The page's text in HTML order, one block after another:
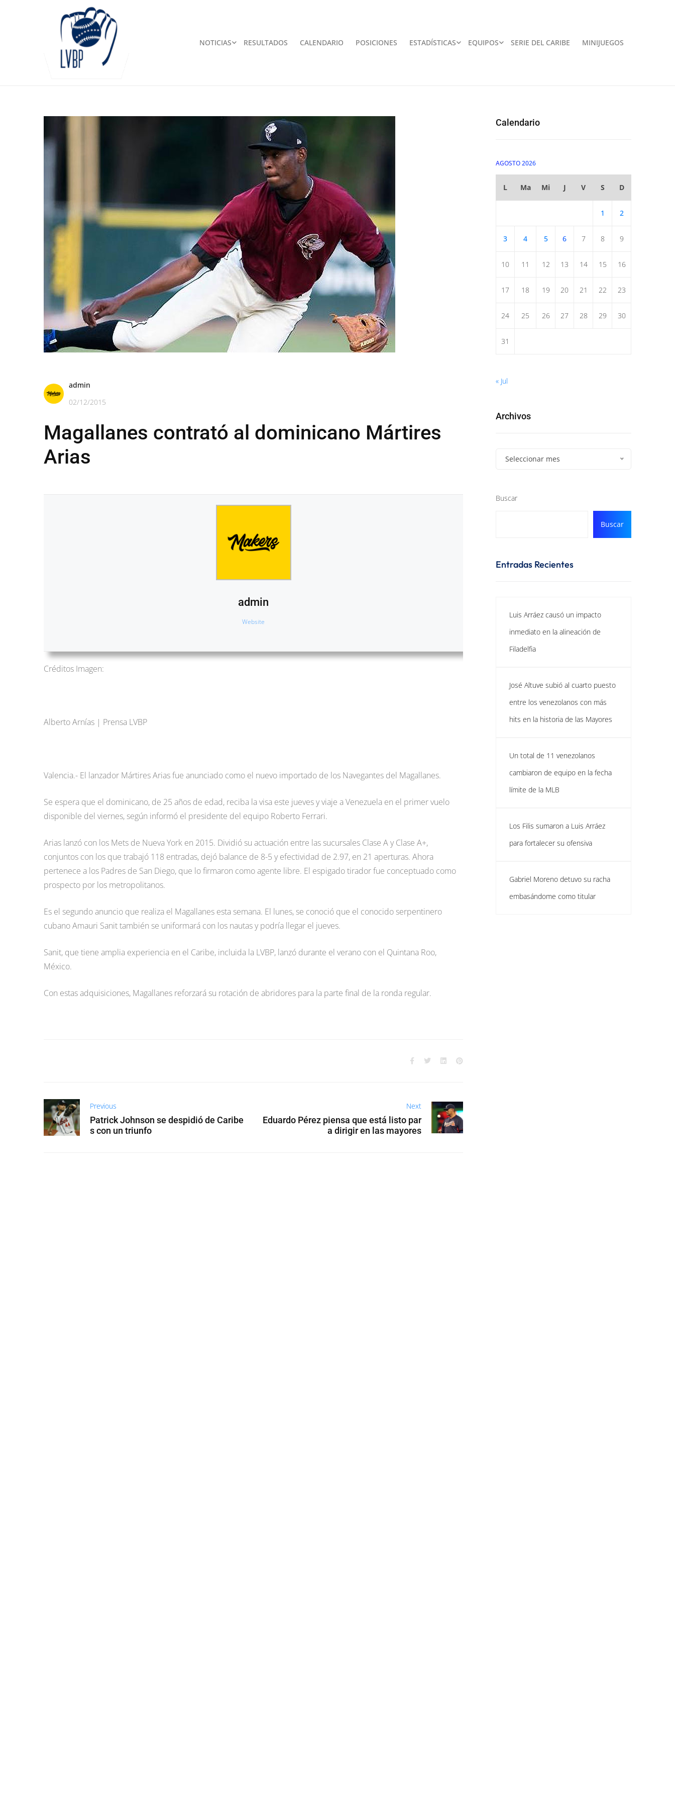
NOTICIAS RESULTADOS CALENDARIO POSICIONES ESTADÍSTICAS EQUIPOS SERIE DEL CARIBE MINIJUEGOS
admin
02/12/2015
Magallanes contrató al dominicano Mártires
Arias
admin
Website
Créditos Imagen:
Alberto Arnías | Prensa LVBP
Valencia.- El lanzador Mártires Arias fue anunciado como el nuevo importado de los Navegantes del Magallanes.
Se espera que el dominicano, de 25 años de edad, reciba la visa este jueves y viaje a Venezuela en el primer vuelo
disponible del viernes, según informó el presidente del equipo Roberto Ferrari.
Arias lanzó con los Mets de Nueva York en 2015. Dividió su actuación entre las sucursales Clase A y Clase A+,
conjuntos con los que trabajó 118 entradas, dejó balance de 8-5 y efectividad de 2.97, en 21 aperturas. Ahora
pertenece a los Padres de San Diego, que lo firmaron como agente libre. El espigado tirador fue conceptuado como
prospecto por los metropolitanos.
Es el segundo anuncio que realiza el Magallanes esta semana. El lunes, se conoció que el conocido serpentinero
cubano Amauri Sanit también se uniformará con los nautas y podría llegar el jueves.
Sanit, que tiene amplia experiencia en el Caribe, incluida la LVBP, lanzó durante el verano con el Quintana Roo,
México.
Con estas adquisiciones, Magallanes reforzará su rotación de abridores para la parte final de la ronda regular.
Previous
Patrick Johnson se despidió de Caribe
s con un triunfo
Next
Eduardo Pérez piensa que está listo par
a dirigir en las mayores
Calendario
AGOSTO 2026
L Ma Mi J V S D
1 2
3 4 5 6 7 8 9
10 11 12 13 14 15 16
17 18 19 20 21 22 23
24 25 26 27 28 29 30
31
« Jul
Archivos
Seleccionar mes
Buscar
Buscar
Entradas Recientes
Luis Arráez causó un impacto
inmediato en la alineación de
Filadelfia
José Altuve subió al cuarto puesto
entre los venezolanos con más
hits en la historia de las Mayores
Un total de 11 venezolanos
cambiaron de equipo en la fecha
límite de la MLB
Los Filis sumaron a Luis Arráez
para fortalecer su ofensiva
Gabriel Moreno detuvo su racha
embasándome como titular